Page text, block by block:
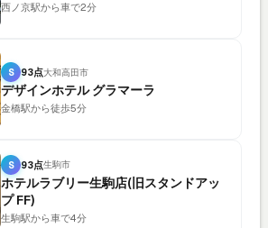
西ノ京駅から車で2分
S 93点大和高田市
デザインホテル グラマーラ
金橋駅から徒歩5分
S 93点生駒市
ホテルラブリー生駒店(旧スタンドアッ
プ FF)
生駒駅から車で4分